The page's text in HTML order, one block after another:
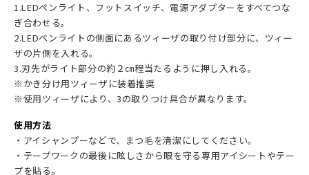
1.LEDペンライト、フットスイッチ、電源アダプターをすべてつな
ぎ合わせる。
2.LEDペンライトの側面にあるツィーザの取り付け部分に、ツィー
ザの片側を入れる。
3.刃先がライト部分の約２㎝程当たるように押し入れる。
※かき分け用ツィーザに装着推奨
※使用ツィーザにより、3の取りつけ具合が異なります。
使用方法
・アイシャンプーなどで、まつ毛を清潔にしてください。
・テープワークの最後に眩しさから眼を守る専用アイシートやテー
プを貼る。